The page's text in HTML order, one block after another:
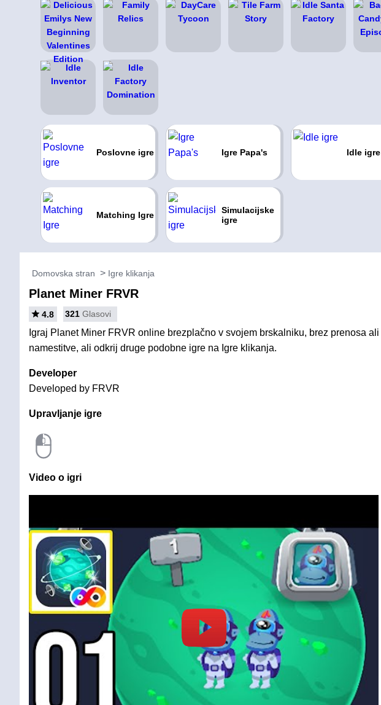
Poslovne igre Igre Papa's Idle igre
Matching Igre
Simulacijske
igre
Domovska stran Igre klikanja
Planet Miner FRVR
4.8 321 Glasovi
Igraj Planet Miner FRVR online brezplačno v svojem brskalniku, brez prenosa ali
namestitve, ali odkrij druge podobne igre na Igre klikanja.
Developer
Developed by FRVR
Upravljanje igre
Video o igri